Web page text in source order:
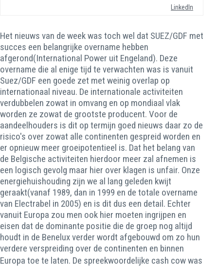
LinkedIn
Het nieuws van de week was toch wel dat SUEZ/GDF met
succes een belangrijke overname hebben
afgerond(International Power uit Engeland). Deze
overname die al enige tijd te verwachten was is vanuit
Suez/GDF een goede zet met weinig overlap op
internationaal niveau. De internationale activiteiten
verdubbelen zowat in omvang en op mondiaal vlak
worden ze zowat de grootste producent. Voor de
aandeelhouders is dit op termijn goed nieuws daar zo de
risico's over zowat alle continenten gespreid worden en
er opnieuw meer groeipotentieel is. Dat het belang van
de Belgische activiteiten hierdoor meer zal afnemen is
een logisch gevolg maar hier over klagen is unfair. Onze
energiehuishouding zijn we al lang geleden kwijt
geraakt(vanaf 1989, dan in 1999 en de totale overname
van Electrabel in 2005) en is dit dus een detail. Echter
vanuit Europa zou men ook hier moeten ingrijpen en
eisen dat de dominante positie die de groep nog altijd
houdt in de Benelux verder wordt afgebouwd om zo hun
verdere verspreiding over de continenten en binnen
Europa toe te laten. De spreekwoordelijke cash cow was